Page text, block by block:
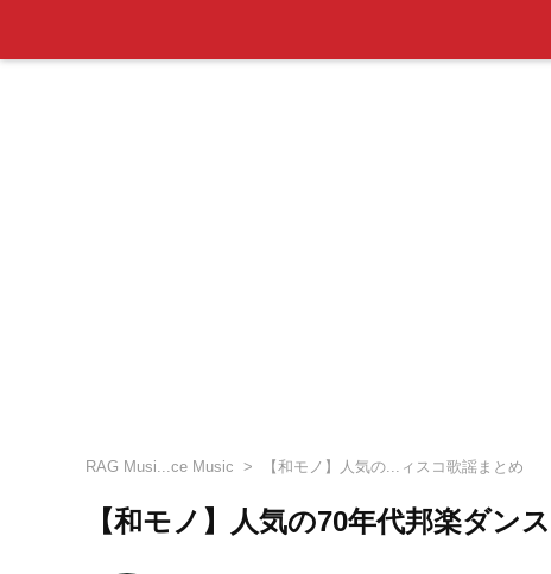
RAG Musi...ce Music 【和モノ】人気の...ィスコ歌謡まとめ
【和モノ】人気の70年代邦楽ダン